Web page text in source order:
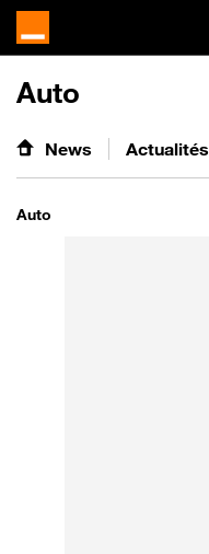
Auto
News Actualités
Auto